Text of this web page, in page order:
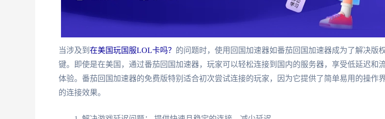
当涉及到 在美国玩国服LOL卡吗？ 的问题时，使用回国加速器如番茄回国加速器成为了解决版
键。即使是在美国，通过番茄回国加速器，玩家可以轻松连接到国内的服务器，享受低延迟和
体验。番茄回国加速器的免费版特别适合初次尝试连接的玩家，因为它提供了简单易用的操作
的连接效果。